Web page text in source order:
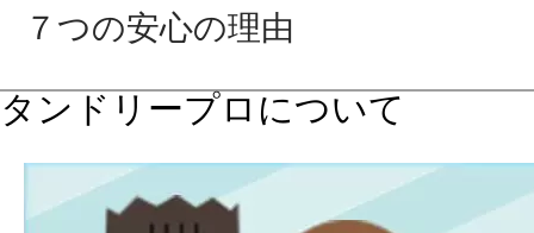
７つの安心の理由
タンドリープロについて